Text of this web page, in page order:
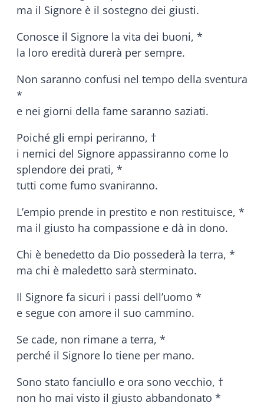
ma il Signore è il sostegno dei giusti.
Conosce il Signore la vita dei buoni, *
la loro eredità durerà per sempre.
Non saranno confusi nel tempo della sventura
*
e nei giorni della fame saranno saziati.
Poiché gli empi periranno, †
i nemici del Signore appassiranno come lo
splendore dei prati, *
tutti come fumo svaniranno.
L’empio prende in prestito e non restituisce, *
ma il giusto ha compassione e dà in dono.
Chi è benedetto da Dio possederà la terra, *
ma chi è maledetto sarà sterminato.
Il Signore fa sicuri i passi dell’uomo *
e segue con amore il suo cammino.
Se cade, non rimane a terra, *
perché il Signore lo tiene per mano.
Sono stato fanciullo e ora sono vecchio, †
non ho mai visto il giusto abbandonato *